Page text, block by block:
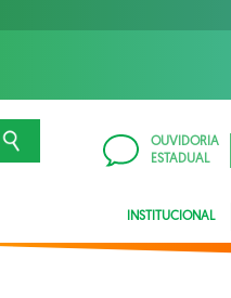
OUVIDORIA
ESTADUAL
INSTITUCIONAL